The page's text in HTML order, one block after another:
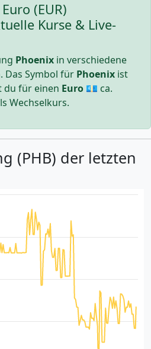
(EUR)
Kurse & Live-
Phoenix in verschiedene
Das Symbol für Phoenix ist
du für einen Euro 💶 ca.
Wechselkurs.
(PHB) der letzten